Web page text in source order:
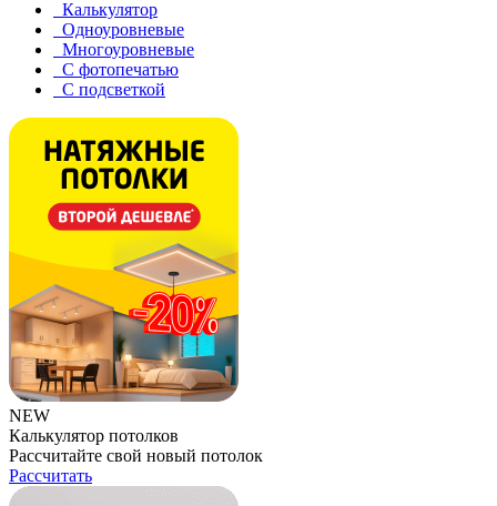
Калькулятор
Одноуровневые
Многоуровневые
С фотопечатью
С подсветкой
NEW
Калькулятор потолков
Рассчитайте свой новый потолок
Рассчитать